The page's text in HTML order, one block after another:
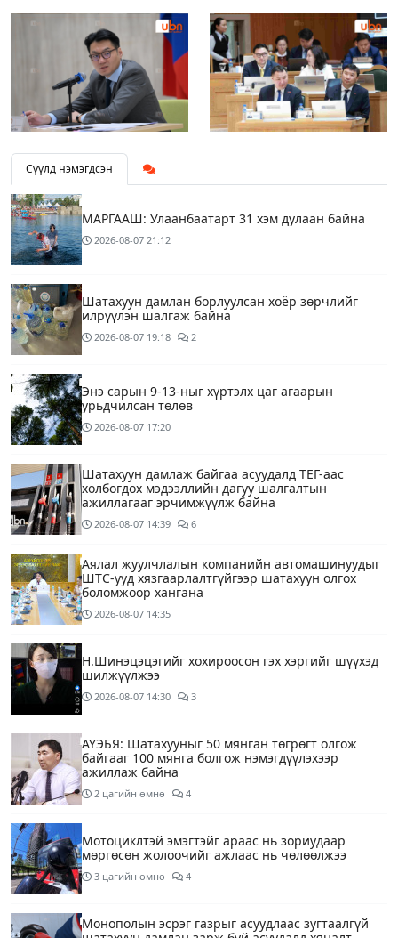
Сүүлд нэмэгдсэн
МАРГААШ: Улаанбаатарт 31 хэм дулаан байна
2026-08-07 21:12
Шатахуун дамлан борлуулсан хоёр зөрчлийг
илрүүлэн шалгаж байна
2026-08-07 19:18 2
Энэ сарын 9-13-ныг хүртэлх цаг агаарын
урьдчилсан төлөв
2026-08-07 17:20
Шатахуун дамлаж байгаа асуудалд ТЕГ-аас
холбогдох мэдээллийн дагуу шалгалтын
ажиллагааг эрчимжүүлж байна
2026-08-07 14:39 6
Аялал жуулчлалын компанийн автомашинуудыг
ШТС-ууд хязгаарлалтгүйгээр шатахуун олгох
боломжоор хангана
2026-08-07 14:35
Н.Шинэцэцэгийг хохироосон гэх хэргийг шүүхэд
шилжүүлжээ
2026-08-07 14:30 3
АҮЭБЯ: Шатахууныг 50 мянган төгрөгт олгож
байгааг 100 мянга болгож нэмэгдүүлэхээр
ажиллаж байна
2 цагийн өмнө 4
Мотоциклтэй эмэгтэйг араас нь зориудаар
мөргөсөн жолоочийг ажлаас нь чөлөөлжээ
3 цагийн өмнө 4
Монополын эсрэг газрыг асуудлаас зугтаалгүй